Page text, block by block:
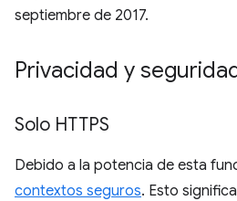
septiembre de 2017.
Privacidad y
Solo HTTPS
Debido a la potencia de esta
contextos seguros. Esto